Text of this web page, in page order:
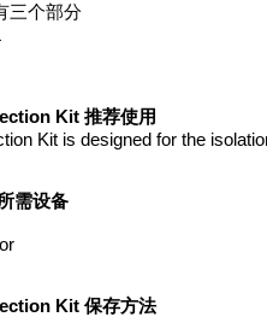
三个部分
Kit 推荐使用
Kit is designed for the
需设备
Kit 保存方法